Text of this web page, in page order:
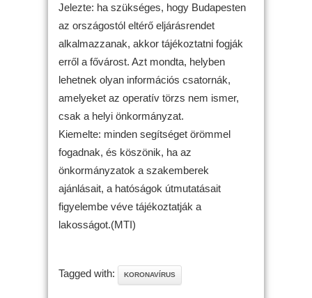
Jelezte: ha szükséges, hogy Budapesten
az országostól eltérő eljárásrendet
alkalmazzanak, akkor tájékoztatni fogják
erről a fővárost. Azt mondta, helyben
lehetnek olyan információs csatornák,
amelyeket az operatív törzs nem ismer,
csak a helyi önkormányzat.
Kiemelte: minden segítséget örömmel
fogadnak, és köszönik, ha az
önkormányzatok a szakemberek
ajánlásait, a hatóságok útmutatásait
figyelembe véve tájékoztatják a
lakosságot.(MTI)
Tagged with: KORONAVÍRUS